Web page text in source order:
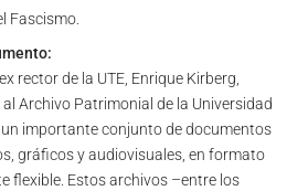
Fascismo.
rector de la UTE, Enrique Kirberg,
Archivo Patrimonial de la Universidad
un importante conjunto de documentos
gráficos y audiovisuales, en formato
flexible. Estos archivos –entre los